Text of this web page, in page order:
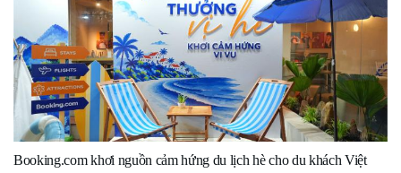
Booking.com khơi nguồn cảm hứng du lịch hè cho du khách Việt